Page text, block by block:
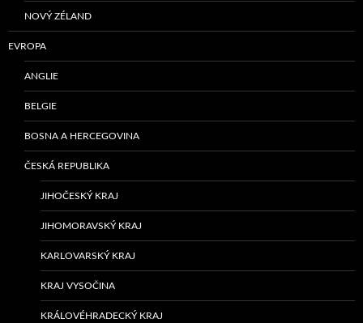
NOVÝ ZÉLAND
EVROPA
ANGLIE
BELGIE
BOSNA A HERCEGOVINA
ČESKÁ REPUBLIKA
JIHOČESKÝ KRAJ
JIHOMORAVSKÝ KRAJ
KARLOVARSKÝ KRAJ
KRAJ VYSOČINA
KRÁLOVÉHRADECKÝ KRAJ